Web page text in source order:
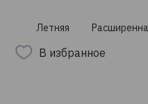
Летняя
В избранное